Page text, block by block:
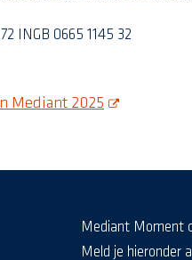
INGB 0665 1145 32
Mediant 2025 opent deze
Mediant Moment
Meld je hieronder